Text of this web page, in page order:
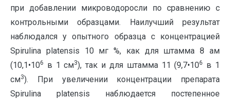
при добавлении микроводоросли по сравнению с
контрольными образцами. Наилучший результат
наблюдался у опытного образца с концентрацией
Spirulina platensis 10 мг %, как для штамма 8 ам
(10,1•106 в 1 см3), так и для штамма 11 (9,7•106
в 1
см3). При увеличении концентрации препарата
Spirulina platensis наблюдается постепенное